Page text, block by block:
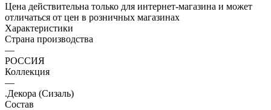
Цена действительна только для интернет-магазина и может
отличаться от цен в розничных магазинах
Характеристики
Страна производства
—
РОССИЯ
Коллекция
—
.Декора (Сизаль)
Состав